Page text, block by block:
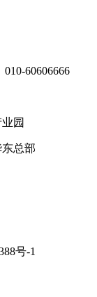
60606666
园
总部
号-1